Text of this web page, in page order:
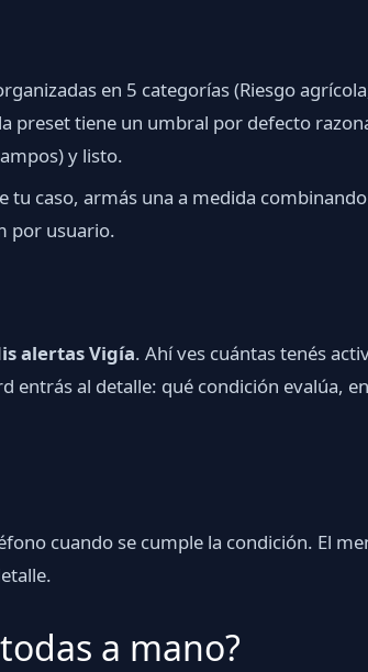
en 5 categorías (Riesgo
preset tiene un umbral por defecto
y listo.
tu caso, armás una a medida
por usuario.
alertas Vigía. Ahí ves cuántas tenés
entrás al detalle: qué condición evalúa,
cuando se cumple la condición. El
a mano?